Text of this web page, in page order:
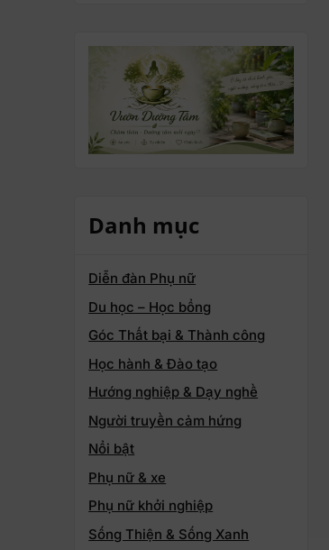
Danh mục
Diễn đàn Phụ nữ
Du học – Học bổng
Góc Thất bại & Thành công
Học hành & Đào tạo
Hướng nghiệp & Dạy nghề
Người truyền cảm hứng
Nổi bật
Phụ nữ & xe
Phụ nữ khởi nghiệp
Sống Thiện & Sống Xanh